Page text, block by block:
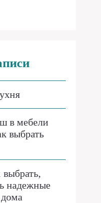
в мебели
выбрать
надежные